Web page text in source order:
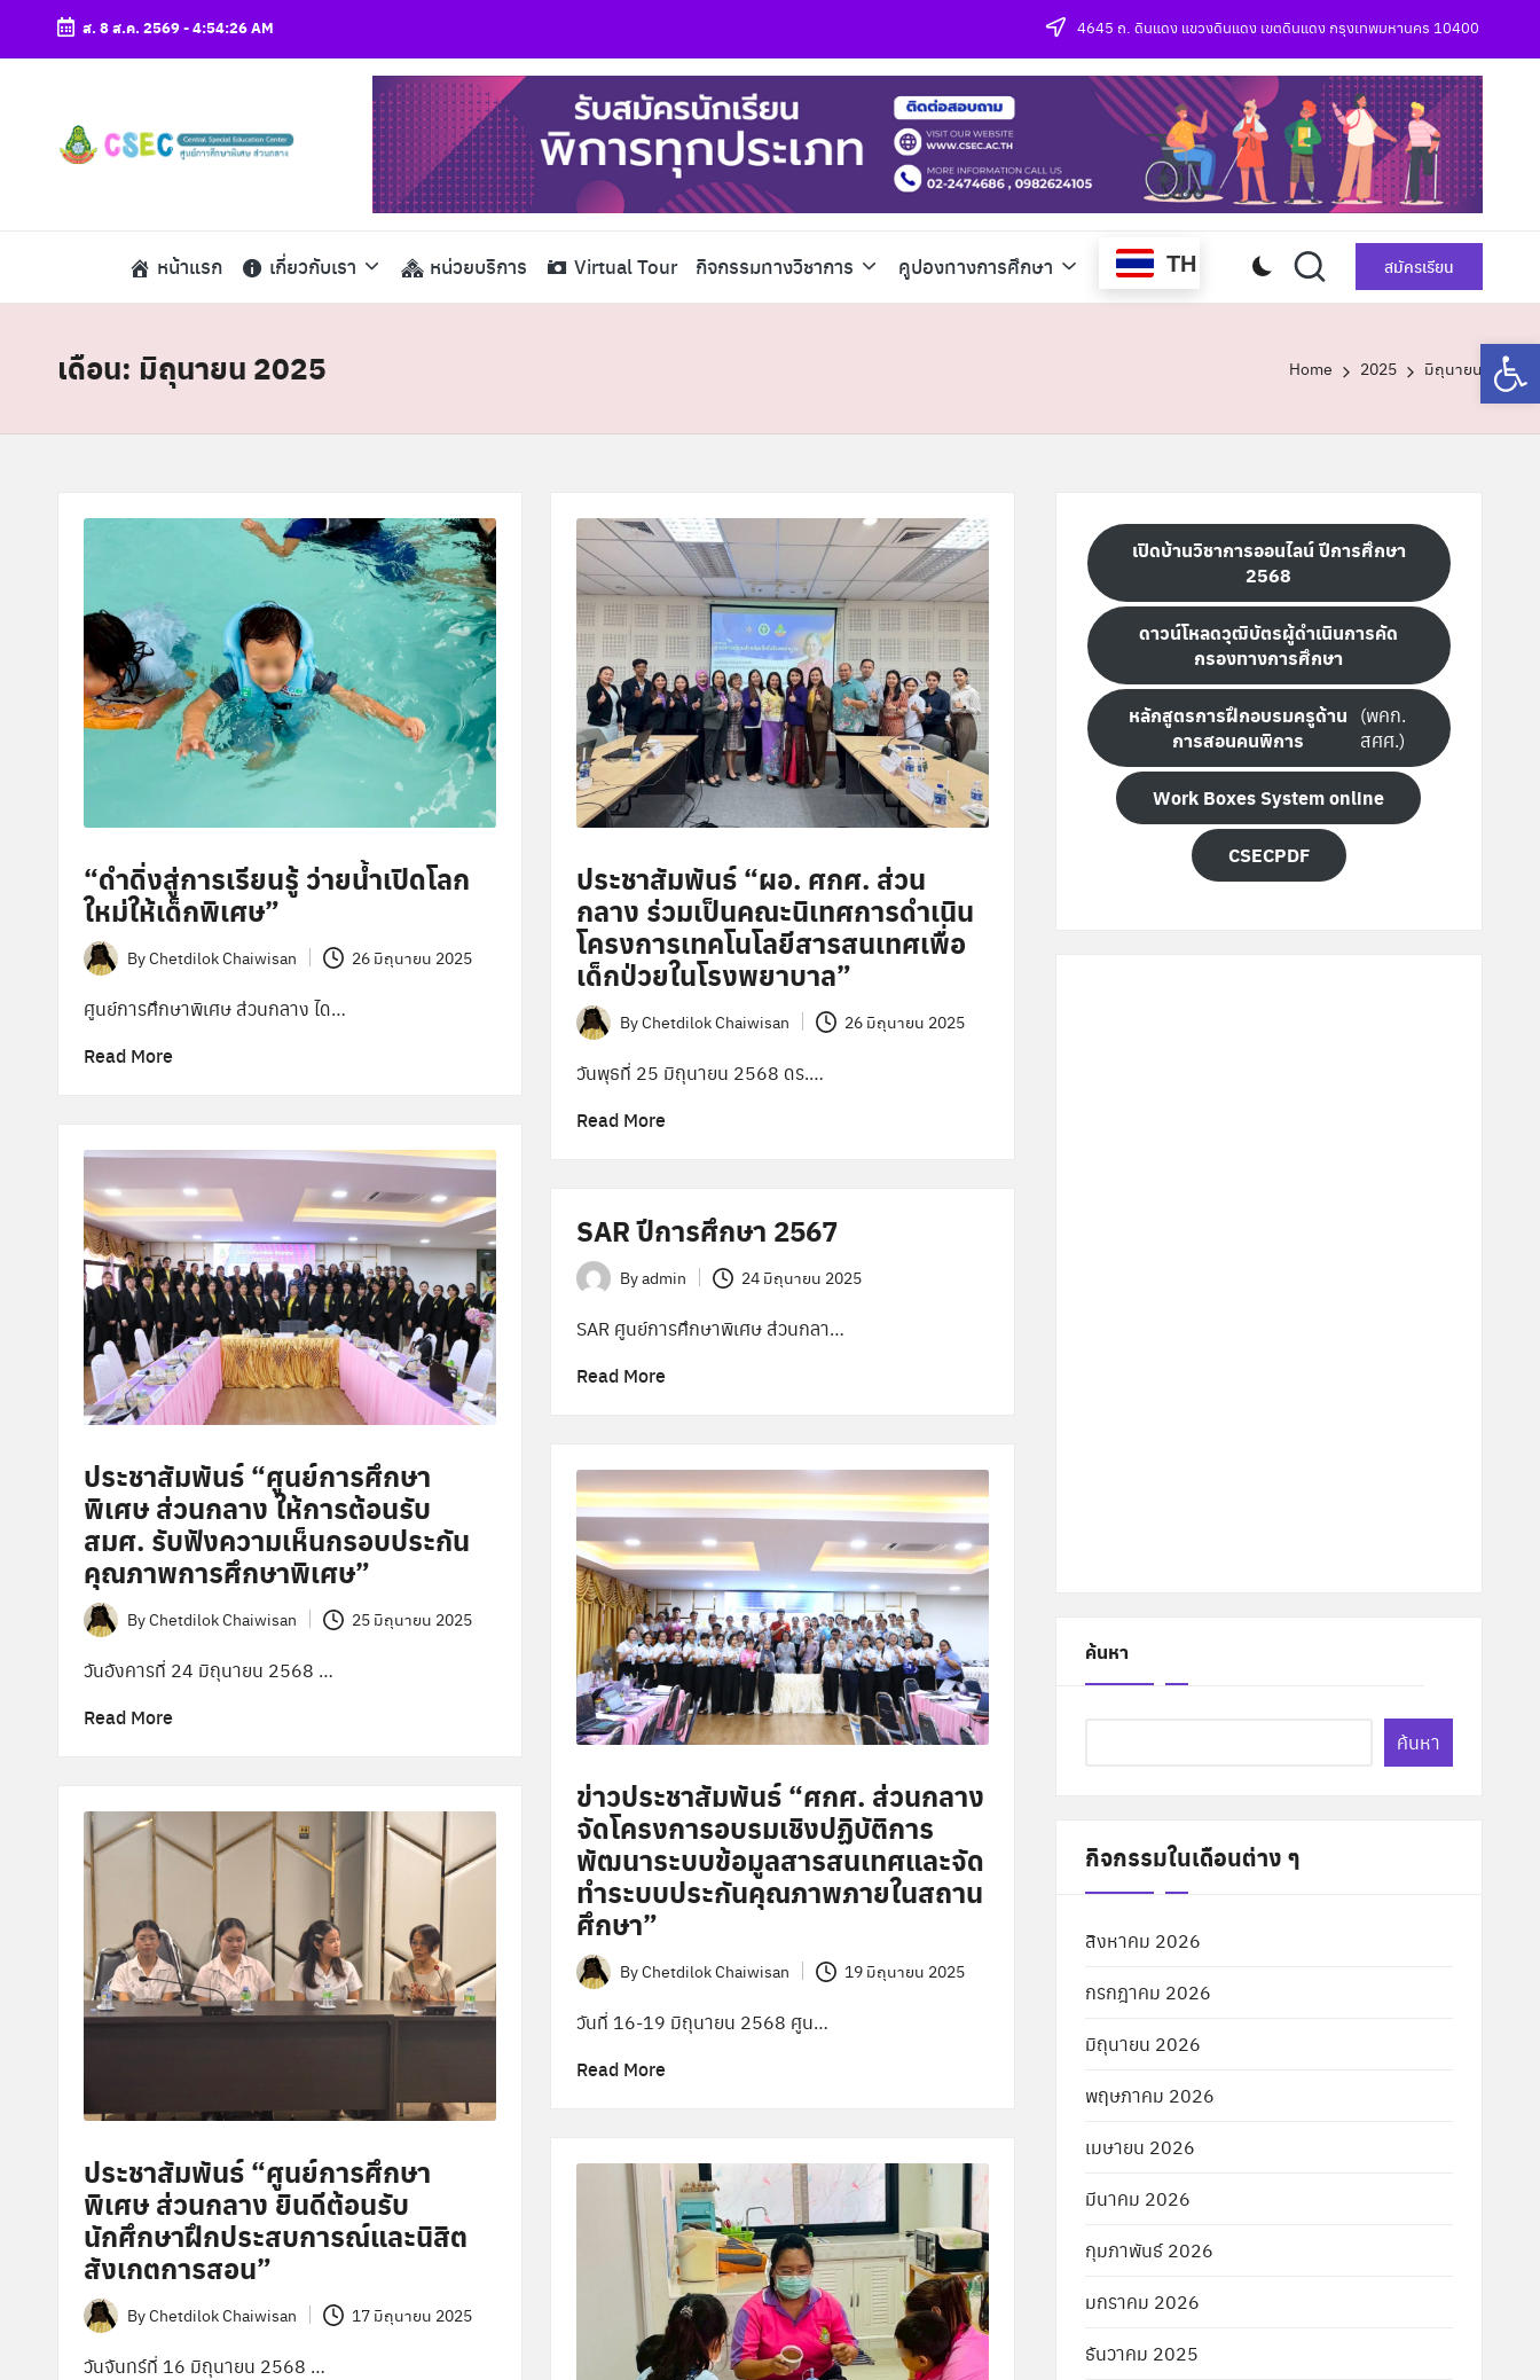
Skip
ส. 8 ส.ค. 2569-4:54:27 AM 4645 ถ. ดินแดง แขวงดินแดง เขตดินแดง กรุงเทพมหานคร 10400
ศู
ก
า
ร
ศึ
ก
พิ
ส่
น
ก
csec
หน้าแรก เกี่ยวกับเรา หน่วยบริการ Virtual Tour กิจกรรมทางวิชาการ คูปองทางการศึกษา TH สมัครเรียน
เดือน: มิถุนายน 2025 Home 2025 มิถุนายน
“ดำดิ่งสู่การเรียนรู้ ว่ายน้ำเปิดโลก
ใหม่ให้เด็กพิเศษ”
Posted
ByChetdilok Chaiwisan 26 มิถุนายน 2025
ศูนย์การศึกษาพิเศษ ส่วนกลาง ได…
Read More
ประชาสัมพันธ์ “ผอ. ศกศ. ส่วน
กลาง ร่วมเป็นคณะนิเทศการดำเนิน
โครงการเทคโนโลยีสารสนเทศเพื่อ
เด็กป่วยในโรงพยาบาล”
Posted
by
ByChetdilok Chaiwisan 26 มิถุนายน 2025
วันพุธที่ 25 มิถุนายน 2568 ดร.…
Read More
ประชาสัมพันธ์ “ศูนย์การศึกษา
พิเศษ ส่วนกลาง ให้การต้อนรับ
สมศ. รับฟังความเห็นกรอบประกัน
คุณภาพการศึกษาพิเศษ”
Posted
by
ByChetdilok Chaiwisan 25 มิถุนายน 2025
วันอังคารที่ 24 มิถุนายน 2568 …
Read More
SAR ปีการศึกษา 2567
Posted
by
Byadmin 24 มิถุนายน 2025
SAR ศูนย์การศึกษาพิเศษ ส่วนกลา…
Read More
ข่าวประชาสัมพันธ์ “ศกศ. ส่วนกลาง
จัดโครงการอบรมเชิงปฏิบัติการ
พัฒนาระบบข้อมูลสารสนเทศและจัด
ทำระบบประกันคุณภาพภายในสถาน
ศึกษา”
Posted
by
ByChetdilok Chaiwisan 19 มิถุนายน 2025
วันที่ 16-19 มิถุนายน 2568 ศูน…
Read More
ประชาสัมพันธ์ “ศูนย์การศึกษา
พิเศษ ส่วนกลาง ยินดีต้อนรับ
นักศึกษาฝึกประสบการณ์และนิสิต
สังเกตการสอน”
Posted
by
ByChetdilok Chaiwisan 17 มิถุนายน 2025
วันจันทร์ที่ 16 มิถุนายน 2568 …
เปิดบ้านวิชาการออนไลน์ ปีการศึกษา
2568
ดาวน์โหลดวุฒิบัตรผู้ดำเนินการคัด
กรองทางการศึกษา
หลักสูตรการฝึกอบรมครูด้าน
การสอนคนพิการ
(พคก.
สศศ.)
Work Boxes System online
CSECPDF
ค้นหา
ค้นหา
กิจกรรมในเดือนต่าง ๆ
สิงหาคม 2026
กรกฎาคม 2026
มิถุนายน 2026
พฤษภาคม 2026
เมษายน 2026
มีนาคม 2026
กุมภาพันธ์ 2026
มกราคม 2026
ธันวาคม 2025